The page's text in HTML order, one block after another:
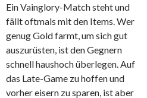
Ein Vainglory-Match steht und
fällt oftmals mit den Items. Wer
genug Gold farmt, um sich gut
auszurüsten, ist den Gegnern
schnell haushoch überlegen. Auf
das Late-Game zu hoffen und
vorher eisern zu sparen, ist aber